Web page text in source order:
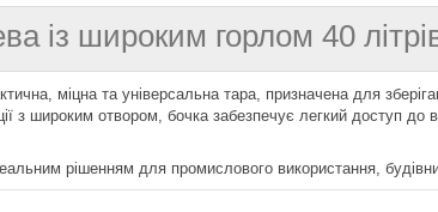
із широким горлом 40
міцна та універсальна тара, призначена для
з широким отвором, бочка забезпечує легкий доступ
рішенням для промислового використання,